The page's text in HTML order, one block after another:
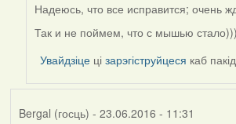
In
reply
by
Harrier
Надеюсь, что все исправится; очень
Так и не поймем, что с мышью стало)))
Увайдзіце цізарэгіструйцеся каб
Bergal (госць) - 23.06.2016 - 11:31